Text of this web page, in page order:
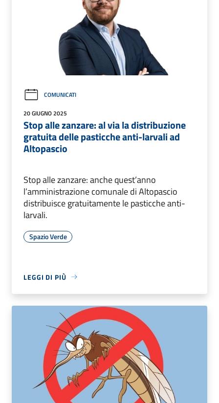
COMUNICATI
20 GIUGNO 2025
Stop alle zanzare: al via la distribuzione
gratuita delle pasticche anti-larvali ad
Altopascio
Stop alle zanzare: anche quest’anno
l’amministrazione comunale di Altopascio
distribuisce gratuitamente le pasticche anti-
larvali.
Spazio Verde
LEGGI DI PIÙ